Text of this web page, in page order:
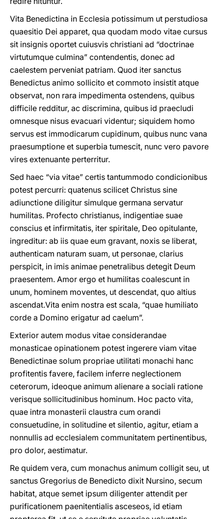
Vita Benedictina in Ecclesia potissimum ut perstudiosa
quaesitio Dei apparet, qua quodam modo vitae cursus
sit insignis oportet cuiusvis christiani ad “doctrinae
virtutumque culmina” contendentis, donec ad
caelestem perveniat patriam. Quod iter sanctus
Benedictus animo sollicito et commoto insistit atque
observat, non rara impedimenta ostendens, quibus
difficile redditur, ac discrimina, quibus id praecludi
omnesque nisus evacuari videntur; siquidem homo
servus est immodicarum cupidinum, quibus nunc vana
praesumptione et superbia tumescit, nunc vero pavore
vires extenuante perterritur.
Sed haec “via vitae” certis tantummodo condicionibus
potest percurri: quatenus scilicet Christus sine
adiunctione diligitur simulque germana servatur
humilitas. Profecto christianus, indigentiae suae
conscius et infirmitatis, iter spiritale, Deo opitulante,
ingreditur: ab iis quae eum gravant, noxis se liberat,
authenticam naturam suam, ut personae, clarius
perspicit, in imis animae penetralibus detegit Deum
praesentem. Amor ergo et humilitas coalescunt in
unum, hominem moventes, ut descendat, quo altius
ascendat.Vita enim nostra est scala, “quae humiliato
corde a Domino erigatur ad caelum”.
Exterior autem modus vitae considerandae
monasticae opinationem potest ingerere viam vitae
Benedictinae solum propriae utilitati monachi hanc
profitentis favere, facilem inferre neglectionem
ceterorum, ideoque animum alienare a sociali ratione
verisque sollicitudinibus hominum. Hoc pacto vita,
quae intra monasterii claustra cum orandi
consuetudine, in solitudine et silentio, agitur, etiam a
nonnullis ad ecclesialem communitatem pertinentibus,
pro dolor, aestimatur.
Re quidem vera, cum monachus animum colligit seu, ut
sanctus Gregorius de Benedicto dixit Nursino, secum
habitat, atque semet ipsum diligenter attendit per
purificationem paenitentialis asceseos, id etiam